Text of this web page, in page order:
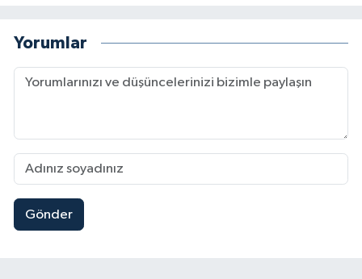
Yorumlar
Gönder